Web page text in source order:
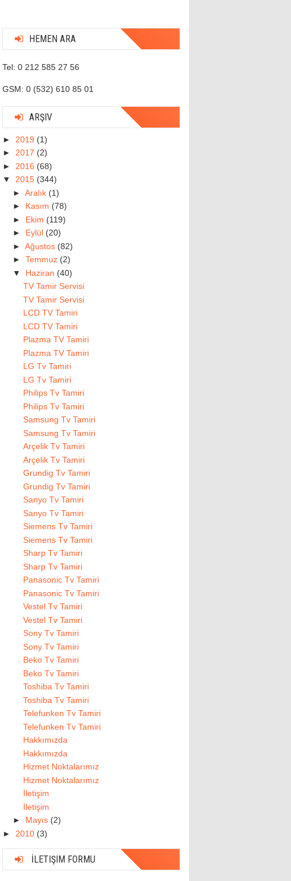
HEMEN ARA
Tel: 0 212 585 27 56
GSM: 0 (532) 610 85 01
ARŞIV
► 2019 (1)
► 2017 (2)
► 2016 (68)
▼ 2015 (344)
► Aralık (1)
► Kasım (78)
► Ekim (119)
► Eylül (20)
► Ağustos (82)
► Temmuz (2)
▼ Haziran (40)
TV Tamir Servisi
TV Tamir Servisi
LCD TV Tamiri
LCD TV Tamiri
Plazma TV Tamiri
Plazma TV Tamiri
LG Tv Tamiri
LG Tv Tamiri
Philips Tv Tamiri
Philips Tv Tamiri
Samsung Tv Tamiri
Samsung Tv Tamiri
Arçelik Tv Tamiri
Arçelik Tv Tamiri
Grundig Tv Tamiri
Grundig Tv Tamiri
Sanyo Tv Tamiri
Sanyo Tv Tamiri
Siemens Tv Tamiri
Siemens Tv Tamiri
Sharp Tv Tamiri
Sharp Tv Tamiri
Panasonic Tv Tamiri
Panasonic Tv Tamiri
Vestel Tv Tamiri
Vestel Tv Tamiri
Sony Tv Tamiri
Sony Tv Tamiri
Beko Tv Tamiri
Beko Tv Tamiri
Toshiba Tv Tamiri
Toshiba Tv Tamiri
Telefunken Tv Tamiri
Telefunken Tv Tamiri
Hakkımızda
Hakkımızda
Hizmet Noktalarımız
Hizmet Noktalarımız
İletişim
İletişim
► Mayıs (2)
► 2010 (3)
İLETIŞIM FORMU